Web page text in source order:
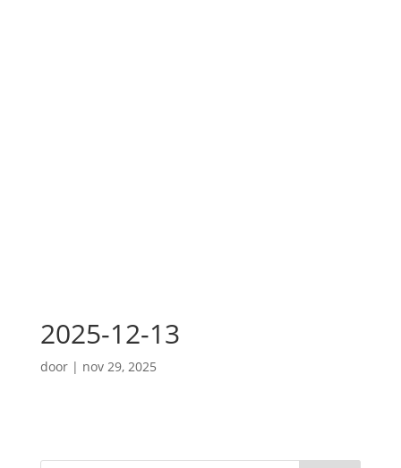
2025-12-13
door | nov 29, 2025